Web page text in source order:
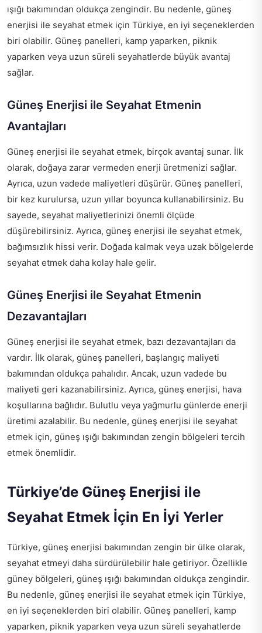
ışığı bakımından oldukça zengindir. Bu nedenle, güneş
enerjisi ile seyahat etmek için Türkiye, en iyi seçeneklerden
biri olabilir. Güneş panelleri, kamp yaparken, piknik
yaparken veya uzun süreli seyahatlerde büyük avantaj
sağlar.
Güneş Enerjisi ile Seyahat Etmenin
Avantajları
Güneş enerjisi ile seyahat etmek, birçok avantaj sunar. İlk
olarak, doğaya zarar vermeden enerji üretmenizi sağlar.
Ayrıca, uzun vadede maliyetleri düşürür. Güneş panelleri,
bir kez kurulursa, uzun yıllar boyunca kullanabilirsiniz. Bu
sayede, seyahat maliyetlerinizi önemli ölçüde
düşürebilirsiniz. Ayrıca, güneş enerjisi ile seyahat etmek,
bağımsızlık hissi verir. Doğada kalmak veya uzak bölgelerde
seyahat etmek daha kolay hale gelir.
Güneş Enerjisi ile Seyahat Etmenin
Dezavantajları
Güneş enerjisi ile seyahat etmek, bazı dezavantajları da
vardır. İlk olarak, güneş panelleri, başlangıç maliyeti
bakımından oldukça pahalıdır. Ancak, uzun vadede bu
maliyeti geri kazanabilirsiniz. Ayrıca, güneş enerjisi, hava
koşullarına bağlıdır. Bulutlu veya yağmurlu günlerde enerji
üretimi azalabilir. Bu nedenle, güneş enerjisi ile seyahat
etmek için, güneş ışığı bakımından zengin bölgeleri tercih
etmek önemlidir.
Türkiye’de Güneş Enerjisi ile
Seyahat Etmek İçin En İyi Yerler
Türkiye, güneş enerjisi bakımından zengin bir ülke olarak,
seyahat etmeyi daha sürdürülebilir hale getiriyor. Özellikle
güney bölgeleri, güneş ışığı bakımından oldukça zengindir.
Bu nedenle, güneş enerjisi ile seyahat etmek için Türkiye,
en iyi seçeneklerden biri olabilir. Güneş panelleri, kamp
yaparken, piknik yaparken veya uzun süreli seyahatlerde